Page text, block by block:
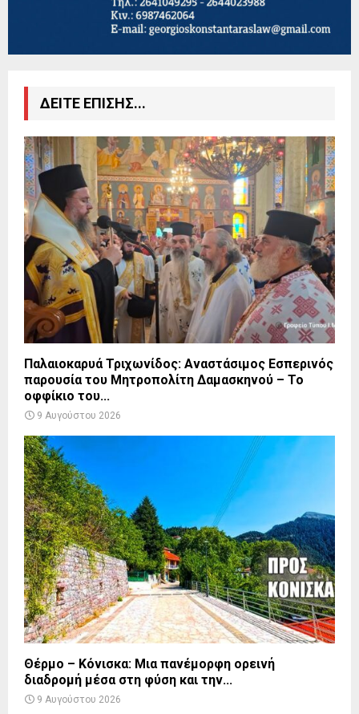
ΔΕΙΤΕ ΕΠΙΣΗΣ...
Παλαιοκαρυά Τριχωνίδος: Αναστάσιμος Εσπερινός
παρουσία του Μητροπολίτη Δαμασκηνού – Το
οφφίκιο του...
9 Αυγούστου 2026
Θέρμο – Κόνισκα: Μια πανέμορφη ορεινή
διαδρομή μέσα στη φύση και την...
9 Αυγούστου 2026